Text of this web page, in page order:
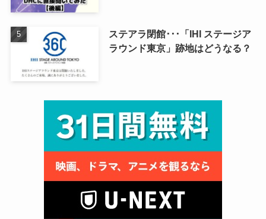
ステアラ閉館･･･「IHI ステージア
ラウンド東京」跡地はどうなる？